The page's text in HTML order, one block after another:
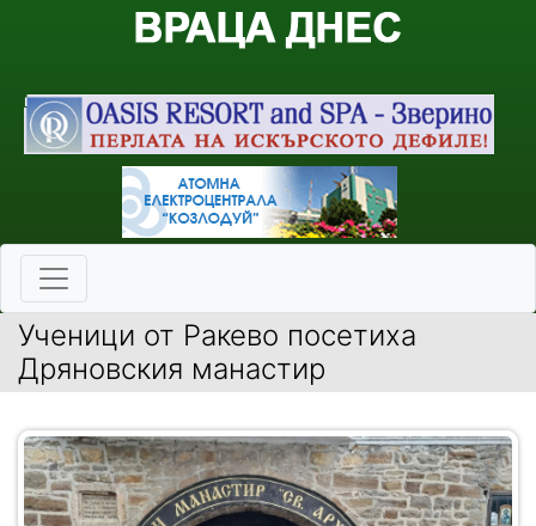
Ученици от Ракево посетиха
Дряновския манастир